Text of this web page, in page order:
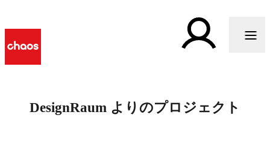
DesignRaum よりのプロジェクト